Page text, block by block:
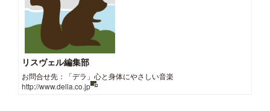
リスヴェル編集部
お問合せ先：「デラ」心と身体にやさしい音楽
http://www.della.co.jp